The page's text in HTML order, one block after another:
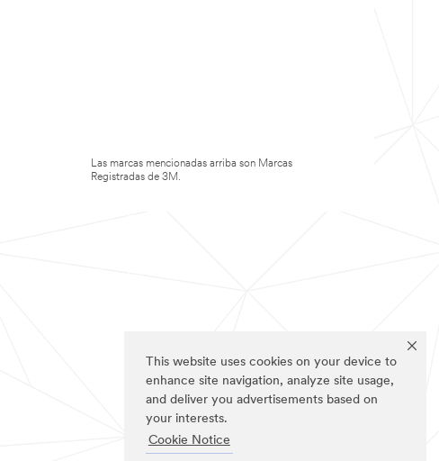
This website uses cookies on your device to
enhance site navigation, analyze site usage,
and deliver you advertisements based on
your interests.
Cookie Notice
Las marcas mencionadas arriba son Marcas
Registradas de 3M.